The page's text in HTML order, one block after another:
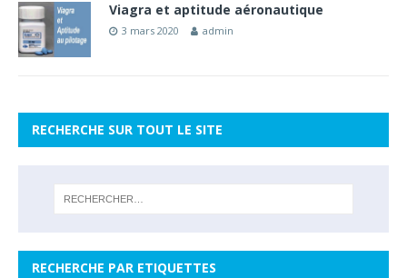
Viagra et aptitude aéronautique
3 mars 2020 admin
RECHERCHE SUR TOUT LE SITE
RECHERCHE PAR ETIQUETTES